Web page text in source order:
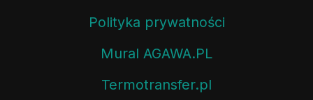
Polityka prywatności
Mural AGAWA.PL
Termotransfer.pl